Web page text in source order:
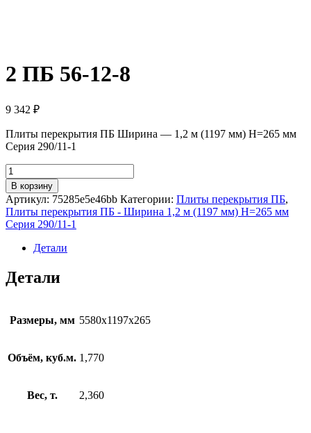
2 ПБ 56-12-8
9 342 ₽
Плиты перекрытия ПБ Ширина — 1,2 м (1197 мм) H=265 мм
Серия 290/11-1
Количество
товара
2
ПБ
56-
12-
В корзину
Артикул: 75285e5e46bb Категории: Плиты перекрытия ПБ,
Плиты перекрытия ПБ - Ширина 1,2 м (1197 мм) H=265 мм
Серия 290/11-1
Детали
Детали
Размеры, мм 5580х1197х265
Объём, куб.м. 1,770
Вес, т. 2,360